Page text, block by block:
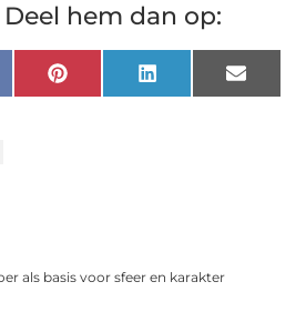
hem dan op:
Pinterest LinkedIn Email
als basis voor sfeer en karakter